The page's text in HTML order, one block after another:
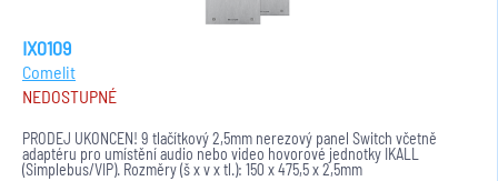
IX0109
Comelit
NEDOSTUPNÉ
PRODEJ UKONČEN! 9 tlačítkový 2,5mm nerezový panel Switch včetně
adaptéru pro umístění audio nebo video hovorové jednotky IKALL
(Simplebus/VIP). Rozměry (š x v x tl.): 150 x 475,5 x 2,5mm